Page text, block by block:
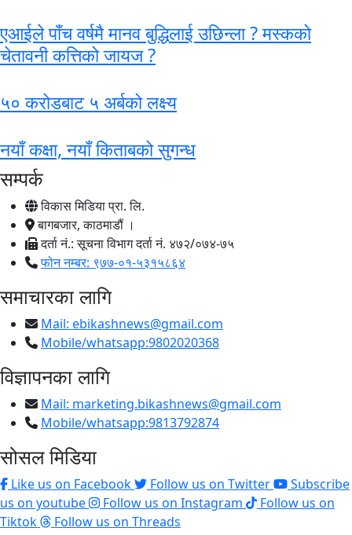
एआईले पाँच वर्षमै मानव बुद्धिलाई उछिन्ला ? मस्कको
चेतावनी कत्तिको जायज ?
५० करोडबाट ५ अर्बको लक्ष्य
नयाँ कक्षा, नयाँ किताबको सुगन्ध
सम्पर्क
विकास मिडिया प्रा. लि.
बागबजार, काठमाडौं ।
दर्ता नं.: सूचना विभाग दर्ता नं. ४७२/०७४-७५
फोन नम्बर: ९७७-०१-५३१५८६४
समाचारका लागि
Mail: ebikashnews@gmail.com
Mobile/whatsapp:9802020368
विज्ञापनका लागि
Mail: marketing.bikashnews@gmail.com
Mobile/whatsapp:9813792874
सोसल मिडिया
Like us on Facebook Follow us on Twitter
Subscribe
us on youtube
Follow us on Instagram
Follow us on
Tiktok
Follow us on Threads